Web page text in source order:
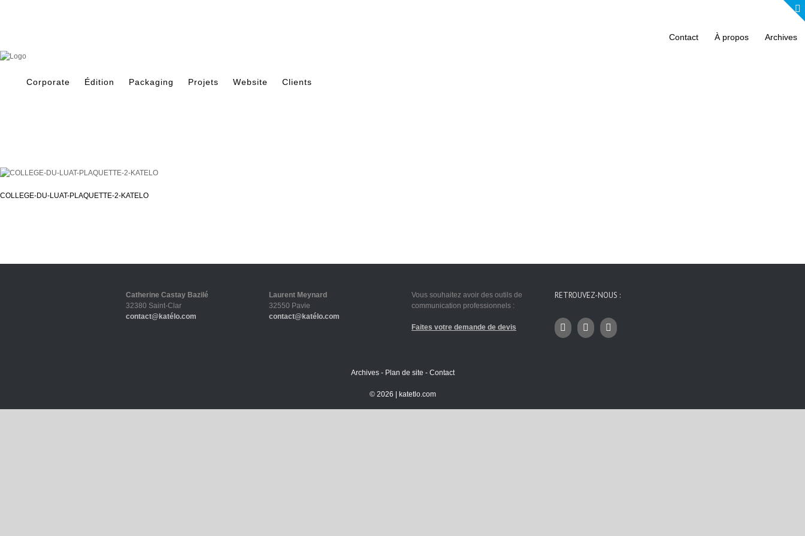
Contact À propos Archives
Corporate Édition Packaging Projets Website Clients
COLLEGE-DU-LUAT-PLAQUETTE-2-KATELO
Catherine Castay Bazilé
32380 Saint-Clar
contact@katélo.com
Laurent Meynard
32550 Pavie
contact@katélo.com
Vous souhaitez avoir des outils de
communication professionnels :
Faites votre demande de devis
RETROUVEZ-NOUS :
Archives- Plan de site - Contact
© 2026 | katetlo.com